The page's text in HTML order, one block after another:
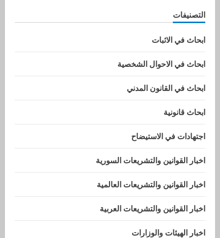
التصنيفات
ابحاث في الاثبات
ابحاث في الاحوال الشخصية
ابحاث في القانون المدني
ابحاث قانونية
اجتهادات في الاستيضاح
اخبار القوانين والتشريعات السورية
اخبار القوانين والتشريعات العالمية
اخبار القوانين والتشريعات العربية
اخبار الهيئات والوزارات